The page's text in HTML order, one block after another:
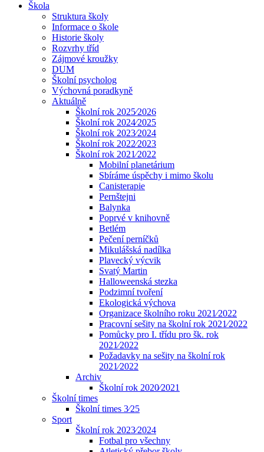
Škola
Struktura školy
Informace o škole
Historie školy
Rozvrhy tříd
Zájmové kroužky
DUM
Školní psycholog
Výchovná poradkyně
Aktuálně
Školní rok 2025⁄2026
Školní rok 2024⁄2025
Školní rok 2023⁄2024
Školní rok 2022⁄2023
Školní rok 2021⁄2022
Mobilní planetárium
Sbíráme úspěchy i mimo školu
Canisterapie
Pernštejni
Balynka
Poprvé v knihovně
Betlém
Pečení perníčků
Mikulášská nadílka
Plavecký výcvik
Svatý Martin
Halloweenská stezka
Podzimní tvoření
Ekologická výchova
Organizace školního roku 2021⁄2022
Pracovní sešity na školní rok 2021⁄2022
Pomůcky pro I. třídu pro šk. rok
2021⁄2022
Požadavky na sešity na školní rok
2021⁄2022
Archiv
Školní rok 2020⁄2021
Školní times
Školní times 3⁄25
Sport
Školní rok 2023⁄2024
Fotbal pro všechny